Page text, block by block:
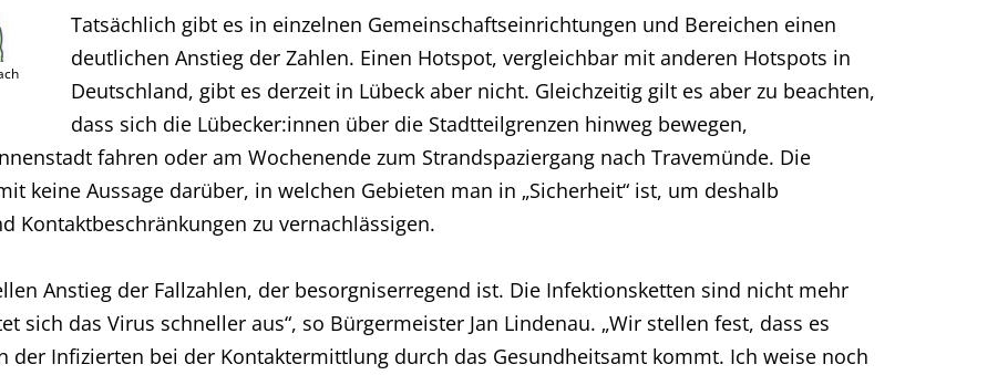
Tatsächlich gibt es in einzelnen Gemeinschaftseinrichtungen und Bereichen einen
deutlichen Anstieg der Zahlen. Einen Hotspot, vergleichbar mit anderen Hotspots in
Deutschland, gibt es derzeit in Lübeck aber nicht. Gleichzeitig gilt es aber zu beachten,
dass sich die Lübecker:innen über die Stadtteilgrenzen hinweg bewegen,
fahren oder am Wochenende zum Strandspaziergang nach Travemünde. Die
keine Aussage darüber, in welchen Gebieten man in „Sicherheit“ ist, um deshalb
Kontaktbeschränkungen zu vernachlässigen.
Anstieg der Fallzahlen, der besorgniserregend ist. Die Infektionsketten sind nicht mehr
sich das Virus schneller aus“, so Bürgermeister Jan Lindenau. „Wir stellen fest, dass es
der Infizierten bei der Kontaktermittlung durch das Gesundheitsamt kommt. Ich weise noch